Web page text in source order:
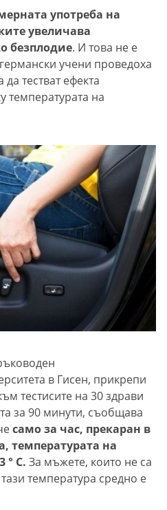
употреба на
увеличава
безплодие. И това не е
учени проведоха
тестват ефекта
температурата на
в Гисен, прикрепи
тестисите на 30 здрави
за 90 минути, съобщава
само за час, прекаран в
температурата на
° C. За мъжете, които не са
температура средно е